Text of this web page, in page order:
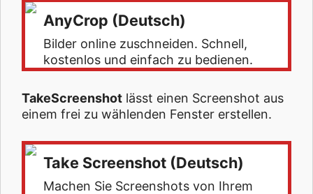
AnyCrop (Deutsch)
Bilder online zuschneiden. Schnell,
kostenlos und einfach zu bedienen.
TakeScreenshot lässt einen Screenshot aus
einem frei zu wählenden Fenster erstellen.
Take Screenshot (Deutsch)
Machen Sie Screenshots von Ihrem